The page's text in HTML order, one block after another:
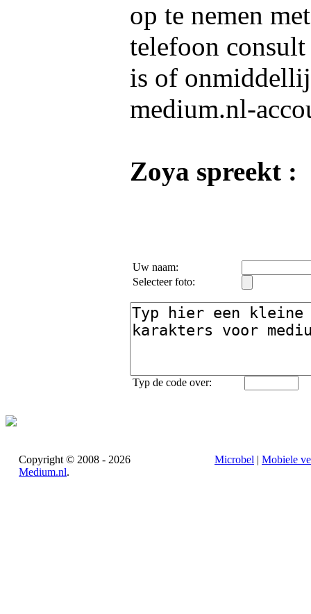
op te nemen
telefoon
is of
medium.nl-
Zoya spreekt :
Uw naam:
Selecteer foto:
Typ de code over:
Copyright © 2008 - 2026
Medium.nl.
Microbel | Mobiele